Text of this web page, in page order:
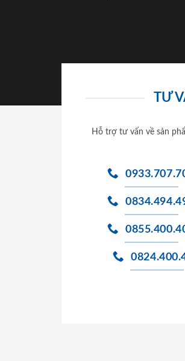
TƯ
Hỗ trợ tư vấn về sản